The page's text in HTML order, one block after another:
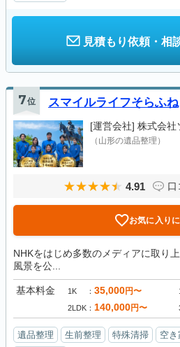
見積もり依頼・相
7位 スマイルライフそらふね
[運営会社] 株式会社
（山形の遺品整理）
4.91 口
お気に入り
NHKをはじめ多数のメディアに取り
風景を公...
基本料金 1K 35,000円〜
2LDK 140,000円〜
遺品整理 生前整理 特殊清掃 空き